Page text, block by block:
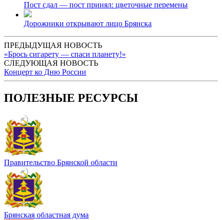
Пост сдал — пост принял: цветочные перемены
Дорожники открывают лицо Брянска
ПРЕДЫДУЩАЯ НОВОСТЬ
«Брось сигарету — спаси планету!»
СЛЕДУЮЩАЯ НОВОСТЬ
Концерт ко Дню России
ПОЛЕЗНЫЕ РЕСУРСЫ
Правительство Брянской области
Брянская областная дума